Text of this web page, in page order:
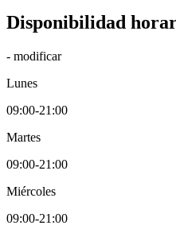
Disponibilidad
- modificar
Lunes
09:00-21:00
Martes
09:00-21:00
Miércoles
09:00-21:00